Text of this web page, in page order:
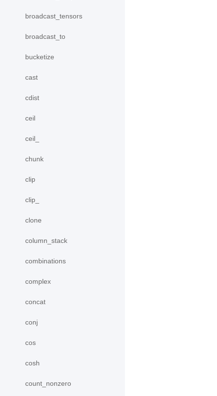
broadcast_tensors
broadcast_to
bucketize
cast
cdist
ceil
ceil_
chunk
clip
clip_
clone
column_stack
combinations
complex
concat
conj
cos
cosh
count_nonzero